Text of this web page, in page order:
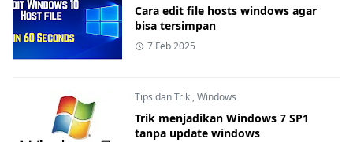
Cara edit file hosts windows agar
bisa tersimpan
7 Feb 2025
Tips dan Trik,Windows
Trik menjadikan Windows 7 SP1
tanpa update windows